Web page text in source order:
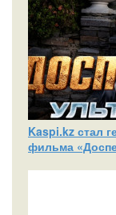
Kaspi.kz стал
фильма